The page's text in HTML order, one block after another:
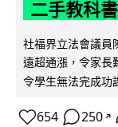
二手教科
社福界立法會議員
遠超通漲，令家長
令學生無法完成功
654 250 ↗